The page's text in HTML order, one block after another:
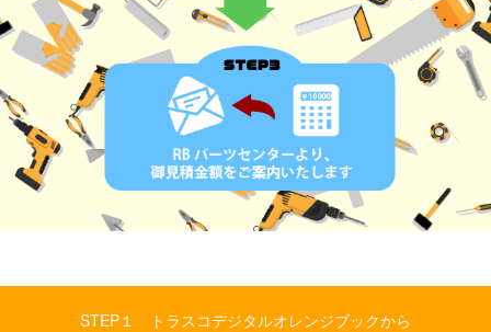
STEP１ トラスコデジタルオレンジブックから